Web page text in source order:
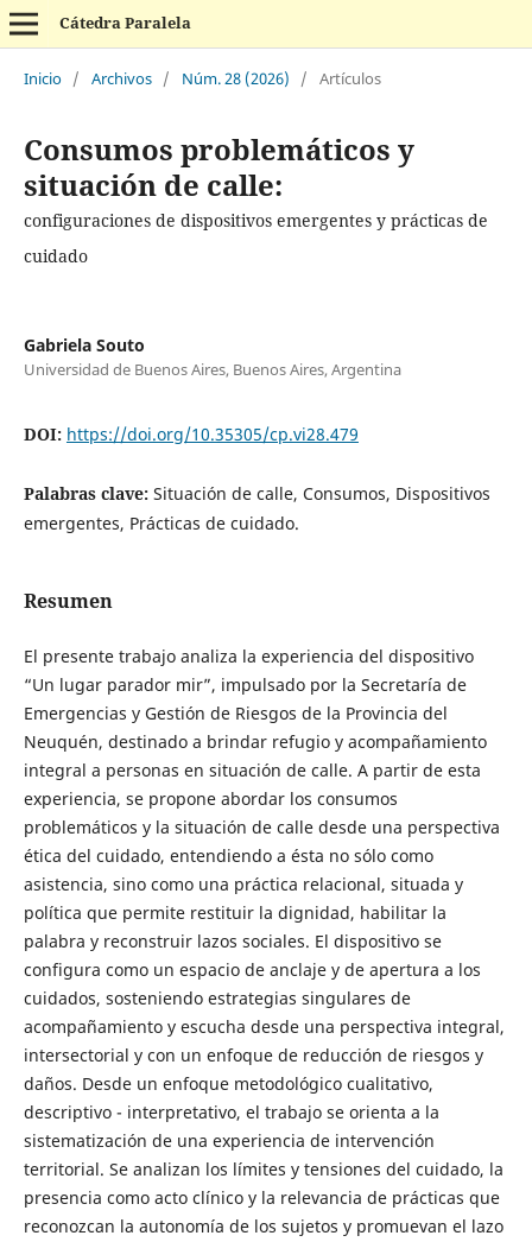
Cátedra Paralela
Inicio / Archivos / Núm. 28 (2026) / Artículos
Consumos problemáticos y
situación de calle:
configuraciones de dispositivos emergentes y prácticas de
cuidado
Gabriela Souto
Universidad de Buenos Aires, Buenos Aires, Argentina
DOI: https://doi.org/10.35305/cp.vi28.479
Palabras clave: Situación de calle, Consumos, Dispositivos
emergentes, Prácticas de cuidado.
Resumen
El presente trabajo analiza la experiencia del dispositivo
“Un lugar parador mir”, impulsado por la Secretaría de
Emergencias y Gestión de Riesgos de la Provincia del
Neuquén, destinado a brindar refugio y acompañamiento
integral a personas en situación de calle. A partir de esta
experiencia, se propone abordar los consumos
problemáticos y la situación de calle desde una perspectiva
ética del cuidado, entendiendo a ésta no sólo como
asistencia, sino como una práctica relacional, situada y
política que permite restituir la dignidad, habilitar la
palabra y reconstruir lazos sociales. El dispositivo se
configura como un espacio de anclaje y de apertura a los
cuidados, sosteniendo estrategias singulares de
acompañamiento y escucha desde una perspectiva integral,
intersectorial y con un enfoque de reducción de riesgos y
daños. Desde un enfoque metodológico cualitativo,
descriptivo - interpretativo, el trabajo se orienta a la
sistematización de una experiencia de intervención
territorial. Se analizan los límites y tensiones del cuidado, la
presencia como acto clínico y la relevancia de prácticas que
reconozcan la autonomía de los sujetos y promuevan el lazo